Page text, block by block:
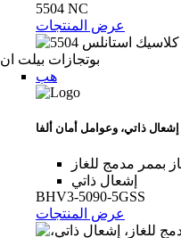
5504 NC
عرض المنتجات
بوتجازات بيلت ان
هب
إشعال ذاتي، وعوامل أمان ألفا
بممر مدمج للغاز
إشعال ذاتي
BHV3-5090-5GSS
عرض المنتجات